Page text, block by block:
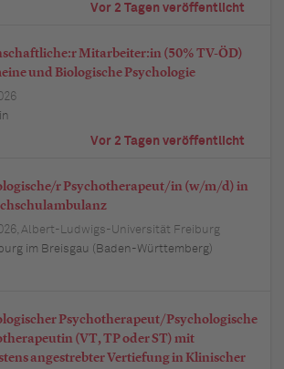
Vor 2 Tagen veröffentlicht
Mitarbeiter:in (50% TV-ÖD)
und Biologische Psychologie
Vor 2 Tagen veröffentlicht
r Psychotherapeut/in (w/m/d) in
Albert-Ludwigs-Universität Freiburg
im Breisgau (Baden-Württemberg)
Psychotherapeut/Psychologische
(VT, TP oder ST) mit
angestrebter Vertiefung in Klinischer